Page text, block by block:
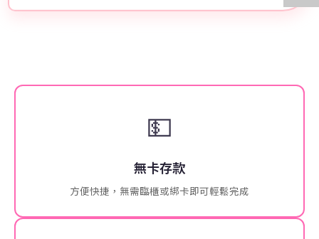
💵
無卡存款
方便快捷，無需臨櫃或綁卡即可輕鬆完成